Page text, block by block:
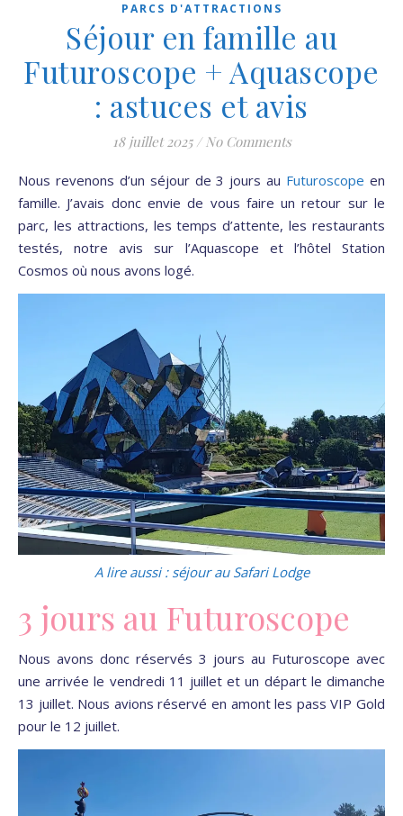
PARCS D'ATTRACTIONS
Séjour en famille au
Futuroscope + Aquascope
: astuces et avis
18 juillet 2025 / No Comments
Nous revenons d’un séjour de 3 jours au Futuroscope en
famille. J’avais donc envie de vous faire un retour sur le
parc, les attractions, les temps d’attente, les restaurants
testés, notre avis sur l’Aquascope et l’hôtel Station
Cosmos où nous avons logé.
A lire aussi : séjour au Safari Lodge
3 jours au Futuroscope
Nous avons donc réservés 3 jours au Futuroscope avec
une arrivée le vendredi 11 juillet et un départ le dimanche
13 juillet. Nous avions réservé en amont les pass VIP Gold
pour le 12 juillet.